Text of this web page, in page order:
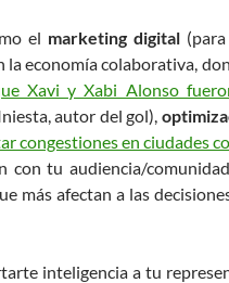
el marketing digital
economía colaborativa,
Xavi y Xabi Alonso
autor del gol),
congestiones en ciudades
con tu audiencia/
más afectan a las
inteligencia a tu